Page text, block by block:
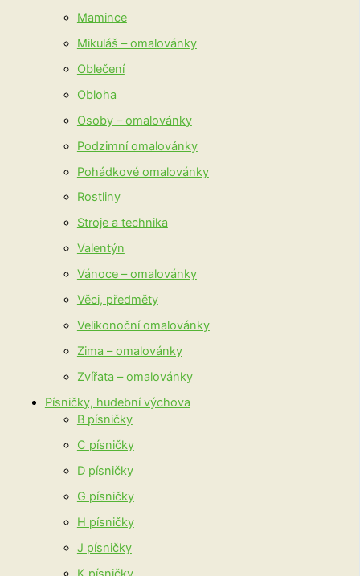
Mamince
Mikuláš – omalovánky
Oblečení
Obloha
Osoby – omalovánky
Podzimní omalovánky
Pohádkové omalovánky
Rostliny
Stroje a technika
Valentýn
Vánoce – omalovánky
Věci, předměty
Velikonoční omalovánky
Zima – omalovánky
Zvířata – omalovánky
Písničky, hudební výchova
B písničky
C písničky
D písničky
G písničky
H písničky
J písničky